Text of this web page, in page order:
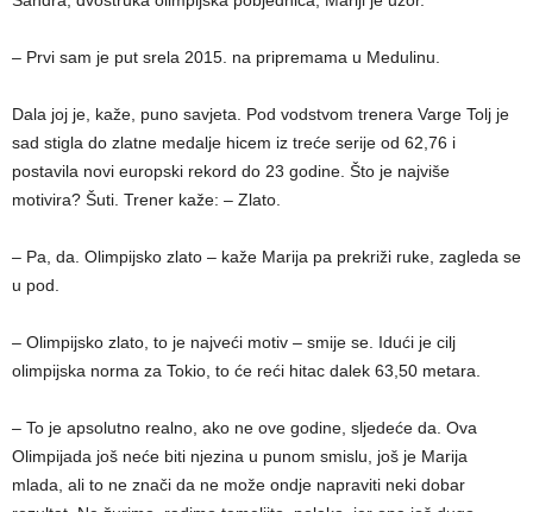
– Prvi sam je put srela 2015. na pripremama u Medulinu.
Dala joj je, kaže, puno savjeta. Pod vodstvom trenera Varge Tolj je
sad stigla do zlatne medalje hicem iz treće serije od 62,76 i
postavila novi europski rekord do 23 godine. Što je najviše
motivira? Šuti. Trener kaže: – Zlato.
– Pa, da. Olimpijsko zlato – kaže Marija pa prekriži ruke, zagleda se
u pod.
– Olimpijsko zlato, to je najveći motiv – smije se. Idući je cilj
olimpijska norma za Tokio, to će reći hitac dalek 63,50 metara.
– To je apsolutno realno, ako ne ove godine, sljedeće da. Ova
Olimpijada još neće biti njezina u punom smislu, još je Marija
mlada, ali to ne znači da ne može ondje napraviti neki dobar